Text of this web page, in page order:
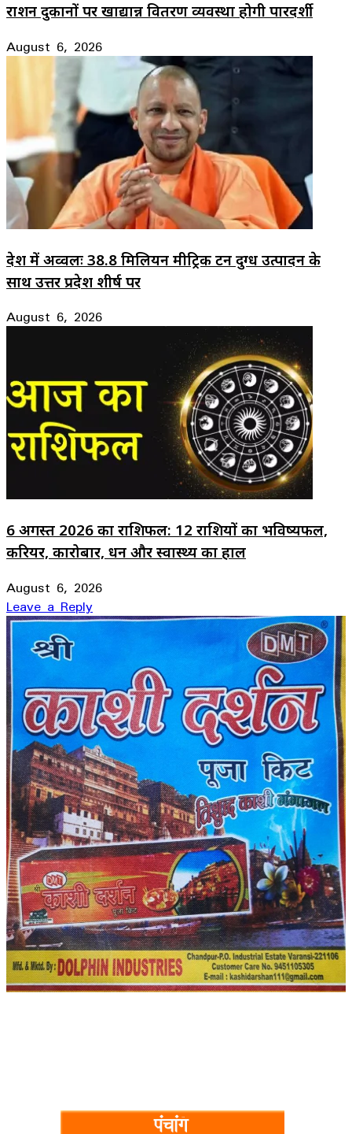
राशन दुकानों पर खाद्यान्न वितरण व्यवस्था होगी पारदर्शी
August 6, 2026
देश में अव्वलः 38.8 मिलियन मीट्रिक टन दुग्ध उत्पादन के
साथ उत्तर प्रदेश शीर्ष पर
August 6, 2026
6 अगस्त 2026 का राशिफल: 12 राशियों का भविष्यफल,
करियर, कारोबार, धन और स्वास्थ्य का हाल
August 6, 2026
Leave a Reply